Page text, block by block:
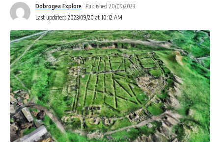
Last updated: 2023/09/20 at 10:12 AM
Dobrogea Explore Published 20/09/2023